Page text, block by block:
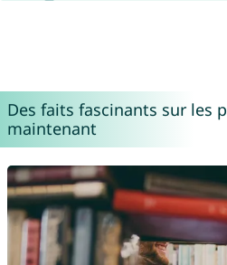
Des faits fascinants sur les
maintenant